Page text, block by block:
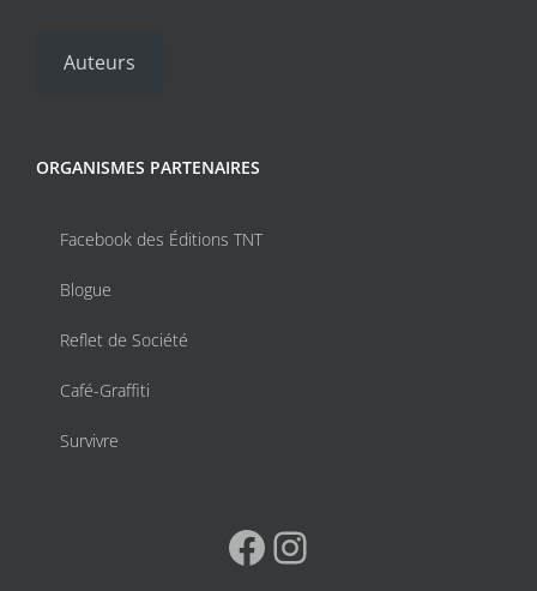
Auteurs
ORGANISMES PARTENAIRES
Facebook des Éditions TNT
Blogue
Reflet de Société
Café-Graffiti
Survivre
Facebook